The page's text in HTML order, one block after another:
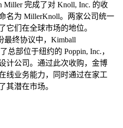
Miller 完成了对 Knoll, Inc. 的收
名为 MillerKnoll。两家公司统一
它们在全球市场的地位。
最终协议中，Kimball
总部位于纽约的 Poppin, Inc.，
计公司。通过此次收购，金博
线业务能力，同时通过在家工
其潜在市场。